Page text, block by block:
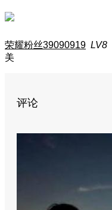
荣耀粉丝39090919 LV8
美
评论